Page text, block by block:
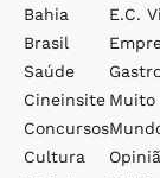
Bahia
Brasil
Saúde
Cineinsite
Concursos
Cultura
E.c.
Muito